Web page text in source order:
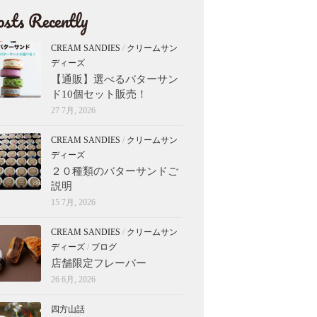
Recently
CREAM SANDIES / クリームサン
ディーズ
【通販】選べるバターサン
ド10個セット販売！
27 7月, 2026
CREAM SANDIES / クリームサン
ディーズ
２０種類のバターサンドご
説明
15 7月, 2026
CREAM SANDIES / クリームサン
ディーズ / ブログ
店舗限定フレーバー
26 6月, 2026
四方山話